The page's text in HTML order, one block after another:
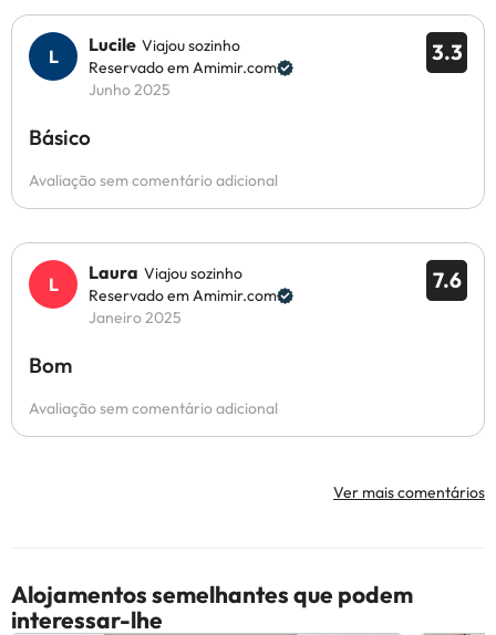
3.3
Lucile Viajou sozinho
Reservado em Amimir.com
Junho 2025
Básico
Avaliação sem comentário adicional
7.6
Laura Viajou sozinho
Reservado em Amimir.com
Janeiro 2025
Bom
Avaliação sem comentário adicional
Ver mais comentários
Alojamentos semelhantes que podem
interessar-lhe